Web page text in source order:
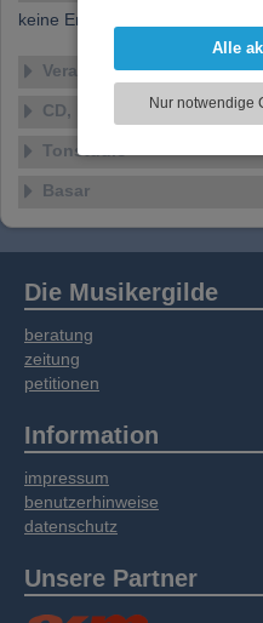
Funktionen für
zu analysieren. Dabei
Informationen zu
soziale Medien,
Daten zusammen,
oder die sie im
Dienste gesammelt
Alle
Nur notwendige
keine Ensembles verfügbar
Veranstaltungen
CD, DVD, Vinyl
Tonstudio
Basar
Die Musikergilde
beratung
zeitung
petitionen
Information
impressum
benutzerhinweise
datenschutz
Unsere Partner